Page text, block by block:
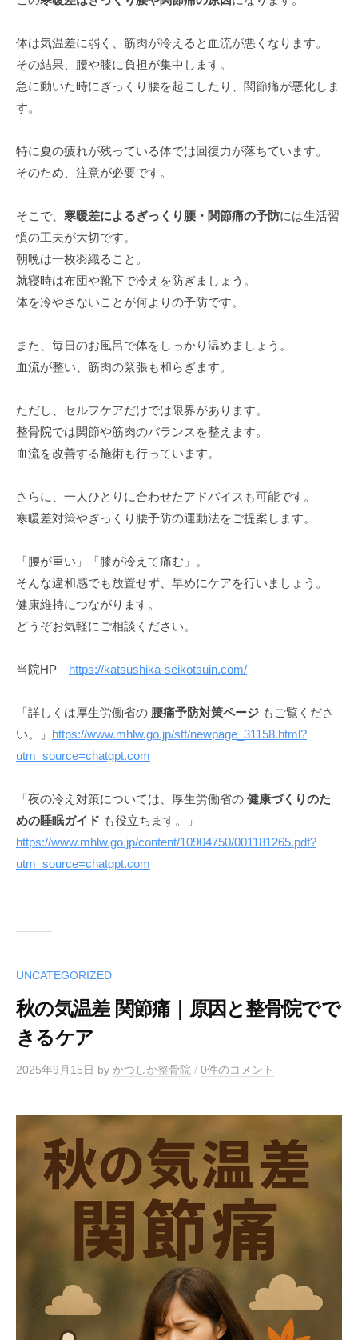
体は気温差に弱く、筋肉が冷えると血流が悪くなります。
その結果、腰や膝に負担が集中します。
急に動いた時にぎっくり腰を起こしたり、関節痛が悪化しま
す。
特に夏の疲れが残っている体では回復力が落ちています。
そのため、注意が必要です。
そこで、 寒暖差によるぎっくり腰・関節痛の予防には生活習
慣の工夫が大切です。
朝晩は一枚羽織ること。
就寝時は布団や靴下で冷えを防ぎましょう。
体を冷やさないことが何よりの予防です。
また、毎日のお風呂で体をしっかり温めましょう。
血流が整い、筋肉の緊張も和らぎます。
ただし、セルフケアだけでは限界があります。
整骨院では関節や筋肉のバランスを整えます。
血流を改善する施術も行っています。
さらに、一人ひとりに合わせたアドバイスも可能です。
寒暖差対策やぎっくり腰予防の運動法をご提案します。
「腰が重い」「膝が冷えて痛む」。
そんな違和感でも放置せず、早めにケアを行いましょう。
健康維持につながります。
どうぞお気軽にご相談ください。
当院HP https://katsushika-seikotsuin.com/
「詳しくは厚生労働省の 腰痛予防対策ページ もご覧くださ
い。」 https://www.mhlw.go.jp/stf/newpage_31158.html?
utm_source=chatgpt.com
「夜の冷え対策については、厚生労働省の 健康づくりのた
めの睡眠ガイド も役立ちます。」
https://www.mhlw.go.jp/content/10904750/001181265.pdf?
utm_source=chatgpt.com
UNCATEGORIZED
秋の気温差 関節痛｜原因と整骨院でで
きるケア
2025年9月15日 by かつしか整骨院 / 0件のコメント